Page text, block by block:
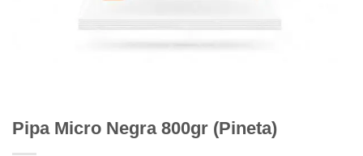
Pipa Micro Negra 800gr (Pineta)